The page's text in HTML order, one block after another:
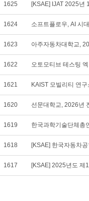
1625 [KSAE] IJAT 2025년
1624 소프트플로우, AI 시
1623 아주자동차대학교,
1622 오토모티브 테스팅
1621 KAIST 모빌리티 연
1620 선문대학교, 2026년
1619 한국과학기술단체총
1618 [KSAE] 한국자동차
1617 [KSAE] 2025년도 제